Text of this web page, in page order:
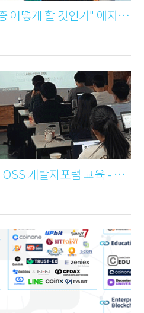
"개발자 채용시 기술검증 어떻게 할 것인가" 애자일컨설팅 김창준 대표님 워크샵
국민대학교와 함께하는 OSS 개발자포럼 교육 - 장소후원